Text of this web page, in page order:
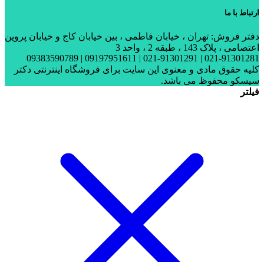
ارتباط با ما
دفتر فروش: تهران ، خیابان فاطمی ، بین خیابان کاج و خیابان پروین
اعتصامی ، پلاک 143 ، طبقه 2 ، واحد 3
021-91301281 | 021-91301291 | 09197951611 | 09383590789
کلیه حقوق مادی و معنوی این سایت برای فروشگاه اینترنتی دکتر
سیسکو محفوظ می باشد.
فیلتر